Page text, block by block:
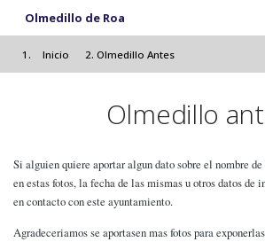
Pasar al contenido
Olmedillo de Roa
Inicio Olmedillo Antes
Olmedillo
Si alguien quiere aportar algun dato sobre el nombre de
en estas fotos, la fecha de las mismas u otros datos de
en contacto con este ayuntamiento.
Agradeceriamos se aportasen mas fotos para